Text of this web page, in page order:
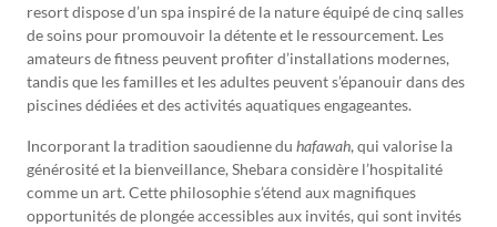
resort dispose d’un spa inspiré de la nature équipé de cinq salles
de soins pour promouvoir la détente et le ressourcement. Les
amateurs de fitness peuvent profiter d’installations modernes,
tandis que les familles et les adultes peuvent s’épanouir dans des
piscines dédiées et des activités aquatiques engageantes.
Incorporant la tradition saoudienne du hafawah, qui valorise la
générosité et la bienveillance, Shebara considère l’hospitalité
comme un art. Cette philosophie s’étend aux magnifiques
opportunités de plongée accessibles aux invités, qui sont invités